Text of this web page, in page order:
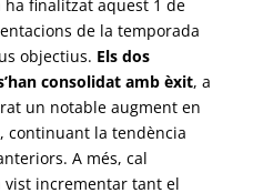
ha finalitzat aquest 1 de
de la temporada
objectius. Els dos
consolidat amb èxit, a
un notable augment en
continuant la tendència
A més, cal
vist incrementar tant el